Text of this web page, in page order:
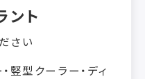
ント
さい
竪型クーラー・ディ